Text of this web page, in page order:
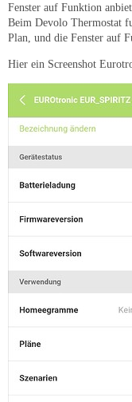
Fenster auf Funktion
Beim Devolo Thermostat
Plan, und die Fenster auf
Hier ein Screenshot